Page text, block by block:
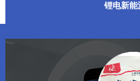
锂电新能